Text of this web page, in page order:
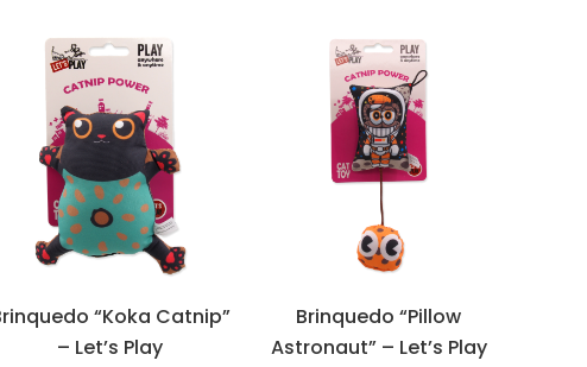
“Koka Catnip”
– Let’s Play
Brinquedo “Pillow
Astronaut” – Let’s Play